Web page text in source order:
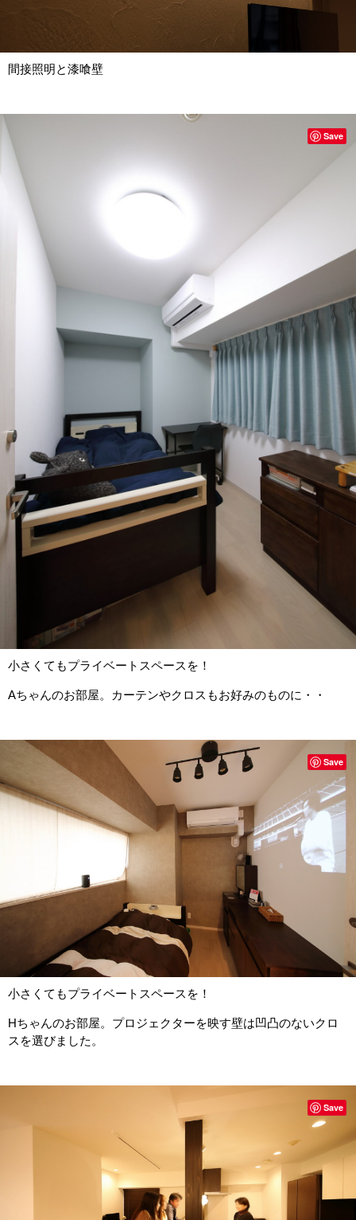
間接照明と漆喰壁
小さくてもプライベートスペースを！
Aちゃんのお部屋。カーテンやクロスもお好みのものに・・
Save
小さくてもプライベートスペースを！
Hちゃんのお部屋。プロジェクターを映す壁は凹凸のないクロ
スを選びました。
Save
Save